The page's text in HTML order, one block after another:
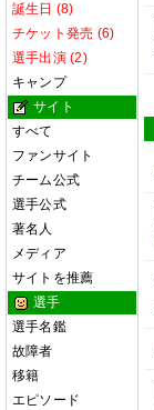
誕生日 (8)
チケット発売 (6)
選手出演 (2)
キャンプ
サイト
すべて
ファンサイト
チーム公式
選手公式
著名人
メディア
サイトを推薦
選手
選手名鑑
故障者
移籍
エピソード